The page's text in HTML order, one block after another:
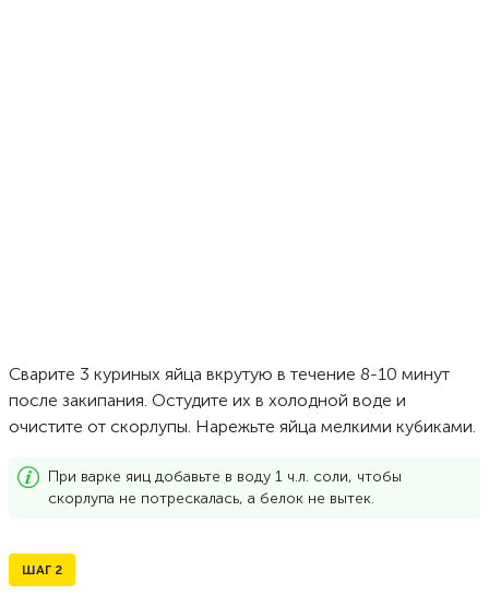
Сварите 3 куриных яйца вкрутую в течение 8-10 минут
после закипания. Остудите их в холодной воде и
очистите от скорлупы. Нарежьте яйца мелкими кубиками.
При варке яиц добавьте в воду 1 ч.л. соли, чтобы
скорлупа не потрескалась, а белок не вытек.
ШАГ 2